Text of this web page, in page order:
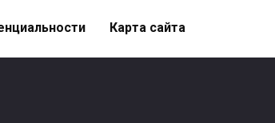
Карта сайта